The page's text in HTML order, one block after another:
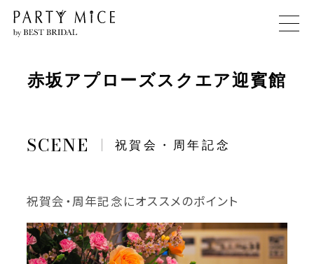
赤坂アプローズスクエア迎賓館
祝賀会・周年記念
祝賀会・周年記念にオススメのポイント